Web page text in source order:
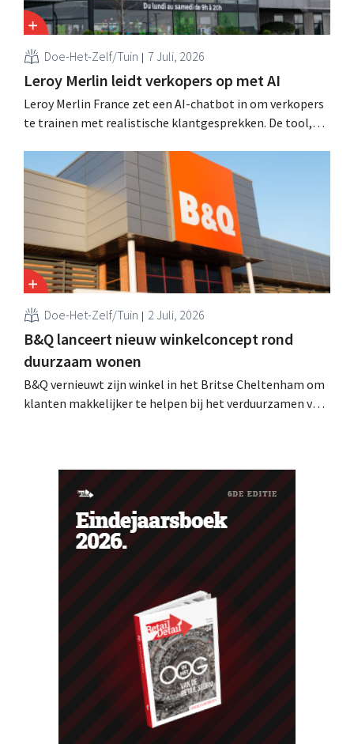
Doe-Het-Zelf/Tuin 7 Juli, 2026
Leroy Merlin leidt verkopers op met AI
Leroy Merlin France zet een AI-chatbot in om verkopers
te trainen met realistische klantgesprekken. De tool,
proefproject in acht winkels en leverde volgens de
retailer meer vertrouwen bij teams, betere commerciële
resultaten en tevredener klanten op.
Doe-Het-Zelf/Tuin 2 Juli, 2026
B&Q lanceert nieuw winkelconcept rond
duurzaam wonen
B&Q vernieuwt zijn winkel in het Britse Cheltenham om
klanten makkelijker te helpen bij het verduurzamen van